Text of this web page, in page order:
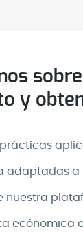
el 25%
Score.
bajas
y
prácticas
adaptadas a
nuestra
ecónomica